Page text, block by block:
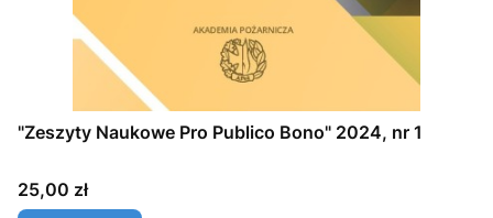
"Zeszyty Naukowe Pro Publico Bono" 2024, nr 1
Cena
25,00 zł